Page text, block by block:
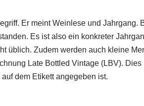
Er meint Weinlese und Jahrgang.
Es ist also ein konkreter
üblich. Zudem werden auch kleine
Late Bottled Vintage (LBV).
dem Etikett angegeben ist.